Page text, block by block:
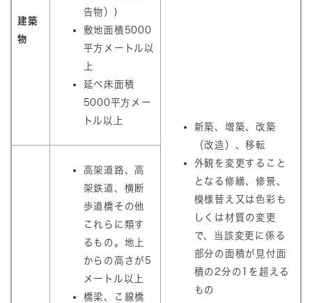
建築
物
告物）)
敷地面積5000
平方メートル以
上
延べ床面積
5000平方メー
トル以上
新築、増築、改築
（改造）、移転
外観を変更すること
となる修繕、修景、
模様替え又は色彩も
しくは材質の変更
で、当該変更に係る
部分の面積が見付面
積の2分の1を超える
もの
高架道路、高
架鉄道、横断
歩道橋その他
これらに類す
るもの。地上
からの高さが5
メートル以上
橋梁、こ線橋